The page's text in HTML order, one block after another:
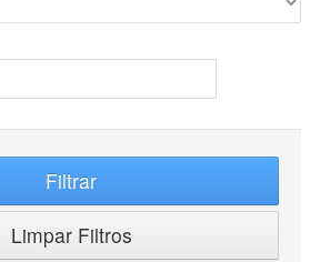
Filtrar
Limpar Filtros